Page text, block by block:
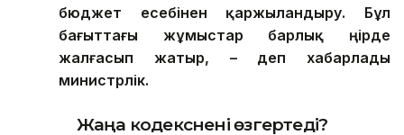
бюджет есебінен қаржыландыру. Бұл
бағыттағы жұмыстар барлық өңірде
жалғасып жатыр, – деп хабарлады
министрлік.
Жаңа кодекснені өзгертеді?